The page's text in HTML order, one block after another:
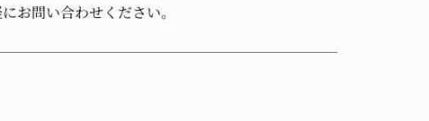
お問い合わせください。